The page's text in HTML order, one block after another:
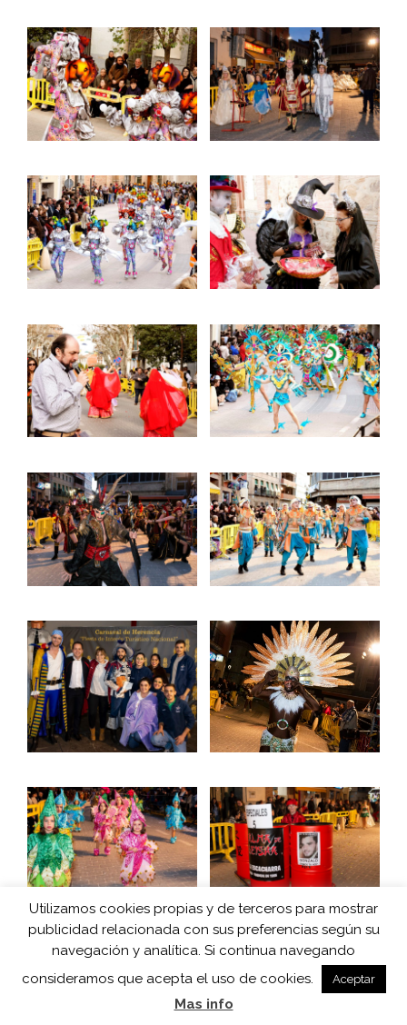
Utilizamos cookies propias y de terceros para mostrar
publicidad relacionada con sus preferencias según su
navegación y analítica. Si continua navegando
consideramos que acepta el uso de cookies.
Aceptar
Mas info